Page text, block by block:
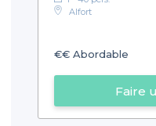
Alfort
€€ Abordable
Faire